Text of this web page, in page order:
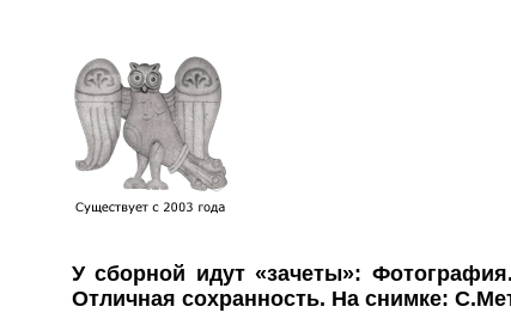
У сборной идут «зачеты»:
Отличная сохранность. На снимке: